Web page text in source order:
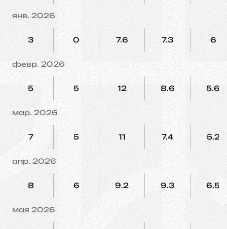
янв. 2026
3 0 7.6 7.3 6
февр. 2026
5 5 12 8.6 5.6
мар. 2026
7 5 11 7.4 5.2
апр. 2026
8 6 9.2 9.3 6.5
мая 2026